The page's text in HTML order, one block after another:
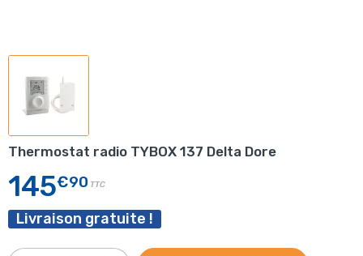
Thermostat radio TYBOX 137 Delta Dore
145€90 TTC
Livraison gratuite !